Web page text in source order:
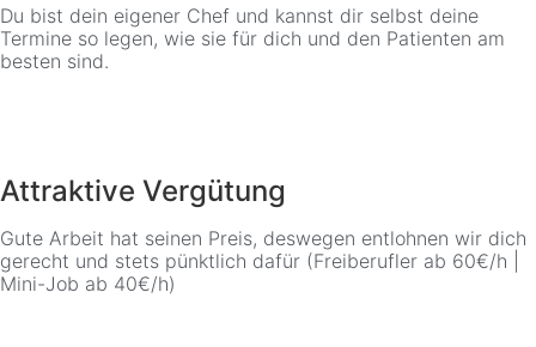
Du bist dein eigener Chef und kannst dir selbst deine
Termine so legen, wie sie für dich und den Patienten am
besten sind.
Attraktive Vergütung
Gute Arbeit hat seinen Preis, deswegen entlohnen wir dich
gerecht und stets pünktlich dafür (Freiberufler ab 60€/h |
Mini-Job ab 40€/h)